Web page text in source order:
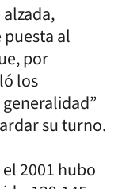
al
por
los
su turno.
2001 hubo